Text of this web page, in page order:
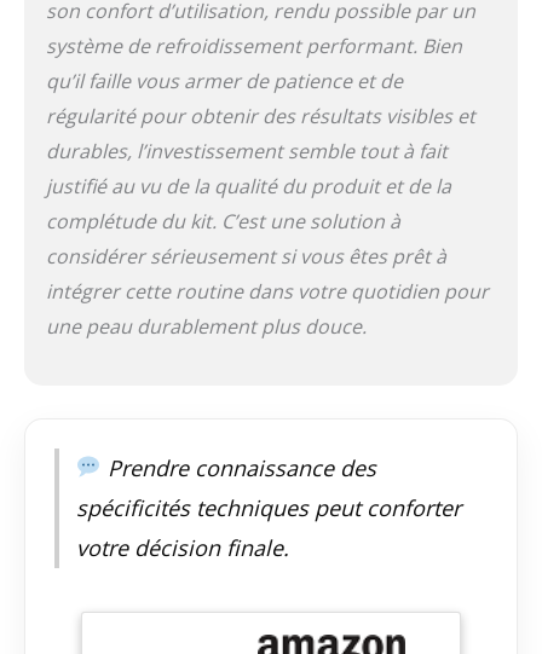
son confort d’utilisation, rendu possible par un
système de refroidissement performant. Bien
qu’il faille vous armer de patience et de
régularité pour obtenir des résultats visibles et
durables, l’investissement semble tout à fait
justifié au vu de la qualité du produit et de la
complétude du kit. C’est une solution à
considérer sérieusement si vous êtes prêt à
intégrer cette routine dans votre quotidien pour
une peau durablement plus douce.
Prendre connaissance des
spécificités techniques peut conforter
votre décision finale.